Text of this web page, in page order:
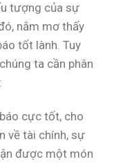
tượng của sự
nằm mơ thấy
tốt lành. Tuy
ta cần phân
cực tốt, cho
về tài chính, sự
được một món